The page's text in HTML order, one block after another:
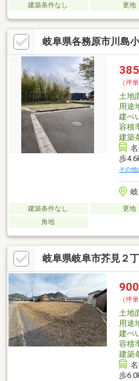
建築条件なし 更地
岐阜県各務原市川島
（坪
土地
用途
建ぺ
容積
建築
歩
その他
建築条件なし 更地
角地
岐阜県岐阜市芥見２
900
（坪
土地
用途
建ぺ
容積
建築
歩